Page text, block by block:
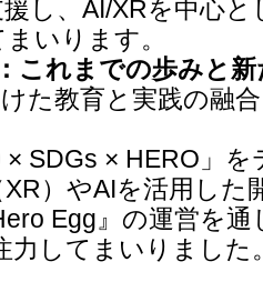
し、AI/XRを中心
いります。
これまでの歩みと
た教育と実践の融合
× SDGs × HERO」
）やAIを活用した
Egg』の運営を
力してまいりました